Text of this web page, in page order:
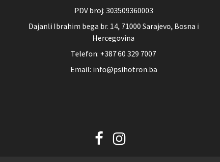
PDV broj: 303509360003
Dajanli Ibrahim bega br. 14, 71000 Sarajevo, Bosna i
Hercegovina
Telefon: +387 60 329 7007
Email: info@psihotron.ba